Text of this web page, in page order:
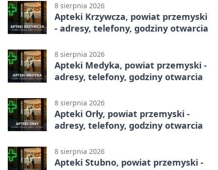
8 sierpnia 2026
Apteki Krzywcza, powiat przemyski
- adresy, telefony, godziny otwarcia
8 sierpnia 2026
Apteki Medyka, powiat przemyski -
adresy, telefony, godziny otwarcia
8 sierpnia 2026
Apteki Orły, powiat przemyski -
adresy, telefony, godziny otwarcia
8 sierpnia 2026
Apteki Stubno, powiat przemyski -